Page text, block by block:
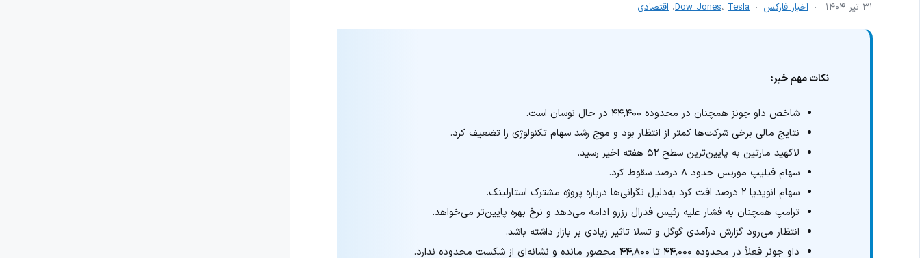
۳۱ تیر ۱۴۰۴ اخبار فارکس Dow Jones، Tesla ، اقتصادی
نکات مهم خبر:
شاخص داو جونز همچنان در محدوده ۴۴٬۴۰۰ در حال نوسان است.
نتایج مالی برخی شرکت‌ها کمتر از انتظار بود و موج رشد سهام تکنولوژی را تضعیف کرد.
لاکهید مارتین به پایین‌ترین سطح ۵۲ هفته اخیر رسید.
سهام فیلیپ موریس حدود ۸ درصد سقوط کرد.
سهام انویدیا ۲ درصد افت کرد به‌دلیل نگرانی‌ها درباره پروژه مشترک استارلینک.
ترامپ همچنان به فشار علیه رئیس فدرال رزرو ادامه می‌دهد و نرخ بهره پایین‌تر می‌خواهد.
انتظار می‌رود گزارش درآمدی گوگل و تسلا تاثیر زیادی بر بازار داشته باشد.
داو جونز فعلاً در محدوده ۴۴٬۰۰۰ تا ۴۴٬۸۰۰ محصور مانده و نشانه‌ای از شکست محدوده ندارد.